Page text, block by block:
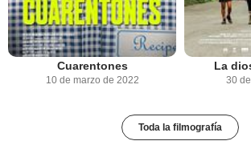
Cuarentones
10 de marzo de 2022
La
30
Toda la filmografía